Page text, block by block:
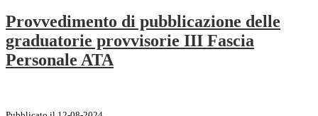
Provvedimento di pubblicazione delle
graduatorie provvisorie III Fascia
Personale ATA